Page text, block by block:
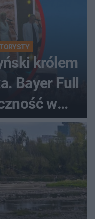
królem
Bayer Full
w